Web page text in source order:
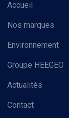
Accueil
Nos marques
Environnement
Groupe HEEGEO
Actualités
Contact